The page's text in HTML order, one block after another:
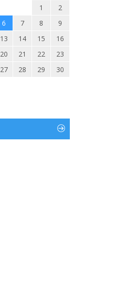
1
2
6 7 8
9
13 14 15
16
20 21 22
23
27 28 29
30